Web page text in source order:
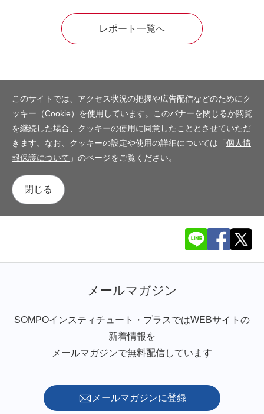
レポート一覧へ
このサイトでは、アクセス状況の把握や広告配信などのためにク
ッキー（Cookie）を使用しています。このバナーを閉じるか閲覧
を継続した場合、クッキーの使用に同意したこととさせていただ
きます。なお、クッキーの設定や使用の詳細については「 個人情
報保護について 」のページをご覧ください。
閉じる
メールマガジン
SOMPOインスティチュート・プラスではWEBサイトの
新着情報を
メールマガジンで無料配信しています
メールマガジンに登録